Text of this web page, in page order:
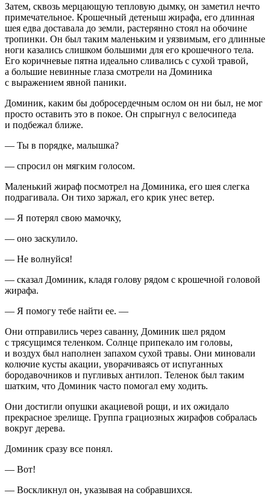
Затем, сквозь мерцающую тепловую дымку, он заметил нечто
примечательное. Крошечный детеныш жирафа, его длинная
шея едва доставала до земли, растерянно стоял на обочине
тропинки. Он был таким маленьким и уязвимым, его длинные
ноги казались слишком большими для его крошечного тела.
Его коричневые пятна идеально сливались с сухой травой,
а большие невинные глаза смотрели на Доминика
с выражением явной паники.
Доминик, каким бы добросердечным ослом он ни был, не мог
просто оставить это в покое. Он спрыгнул с велосипеда
и подбежал ближе.
— Ты в порядке, малышка?
— спросил он мягким голосом.
Маленький жираф посмотрел на Доминика, его шея слегка
подрагивала. Он тихо заржал, его крик унес ветер.
— Я потерял свою мамочку,
— оно заскулило.
— Не волнуйся!
— сказал Доминик, кладя голову рядом с крошечной головой
жирафа.
— Я помогу тебе найти ее. —
Они отправились через саванну, Доминик шел рядом
с трясущимся теленком. Солнце припекало им головы,
и воздух был наполнен запахом сухой травы. Они миновали
колючие кусты акации, уворачиваясь от испуганных
бородавочников и пугливых антилоп. Теленок был таким
шатким, что Доминик часто помогал ему ходить.
Они достигли опушки акациевой рощи, и их ожидало
прекрасное зрелище. Группа грациозных жирафов собралась
вокруг дерева.
Доминик сразу все понял.
— Вот!
— Воскликнул он, указывая на собравшихся.